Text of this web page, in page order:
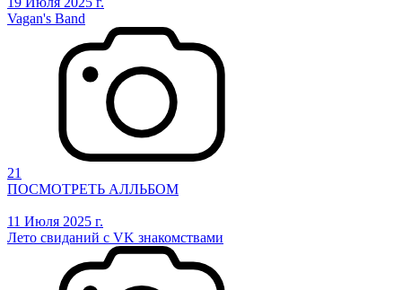
Vagan's Band
21
ПОСМОТРЕТЬ АЛЛЬБОМ
11 Июля 2025 г.
Лето свиданий с VK знакомствами